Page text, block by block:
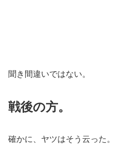
聞き間違いではない。
戦後の方。
確かに、ヤツはそう云った。